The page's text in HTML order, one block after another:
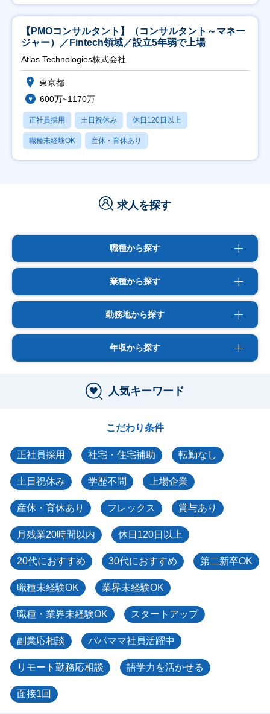
【PMOコンサルタント】（コンサルタント～マネー
ジャー）／Fintech領域／設立5年弱で上場
Atlas Technologies株式会社
東京都
600万~1170万
正社員採用 土日祝休み 休日120日以上
職種未経験OK 産休・育休あり
求人を探す
職種から探す
業種から探す
勤務地から探す
年収から探す
人気キーワード
こだわり条件
正社員採用 社宅・住宅補助 転勤なし
土日祝休み 学歴不問 上場企業
産休・育休あり フレックス 賞与あり
月残業20時間以内 休日120日以上
20代におすすめ 30代におすすめ 第二新卒OK
職種未経験OK 業界未経験OK
職種・業界未経験OK スタートアップ
副業応相談 パパママ社員活躍中
リモート勤務応相談 語学力を活かせる
面接1回